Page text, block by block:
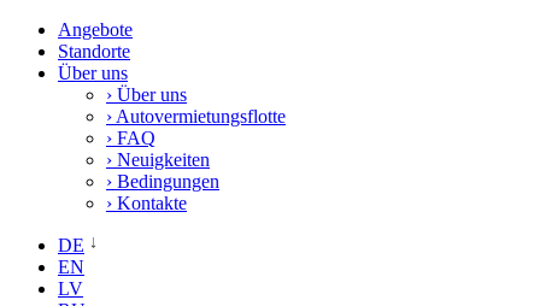
Angebote
Standorte
Über uns
› Über uns
› Autovermietungsflotte
› FAQ
› Neuigkeiten
› Bedingungen
› Kontakte
DE
EN
LV